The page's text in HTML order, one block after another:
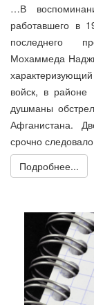
…В
работавшего в
последнего
Мохаммеда
войск, в районе
душманы
Афганистана.
срочно
Подробнее...